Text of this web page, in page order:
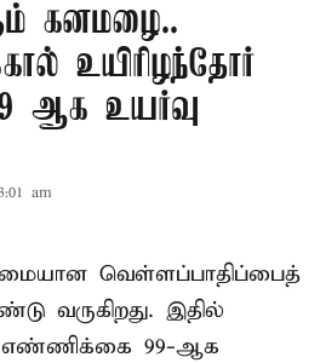
கனமழை..
உயிரிழந்தோர்
ஆக உயர்வு
am
வெள்ளப்பாதிப்பைத்
வருகிறது. இதில்
எண்ணிக்கை 99-ஆக